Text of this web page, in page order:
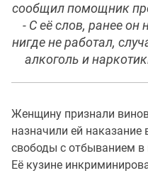
сообщил помощник
- С её слов, ранее он
нигде не работал,
алкоголь и
Женщину признали
назначили ей наказание
свободы с отбыванием
Её кузине